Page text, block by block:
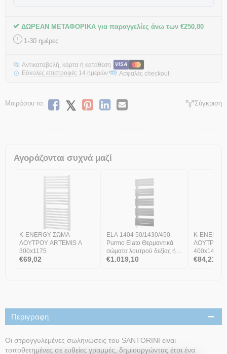
ΔΩΡΕΑΝ ΜΕΤΑΦΟΡΙΚΑ για παραγγελίες άνω των €250,00
1-30 ημέρες
Αντικαταβολή, κάρτα ή κατάθεση VISA
Εύκολες επιστροφές 14 ημερών* Ασφαλές checkout
Μοιράσου το: Σύγκριση
Αγοράζονται συχνά μαζί
K-ENERGY ΣΩΜΑ
ΛΟΥΤΡΟΥ ARTEMIS Λ
300x1175
€69,02
ELA 1404 50/1430/450
Purmo Elato Θερμαντικά
σώματα λουτρού δεξίας ή
αριστερής σύνδεσης
€1.019,10
K-
ΛΟΥΤΡΟΥ ARTEMIS Λ
400x1475
€84,21
Περιγραφη
Οι στρογγυλεμένες σωληνώσεις του SANTORINI είναι
τοποθετημένες σε ευθείες γραμμές, δημιουργώντας έτσι ένα